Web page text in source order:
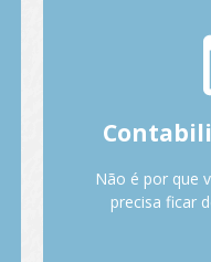
Não é por que
precisa ficar
Verificação
Orientação
Regularização
guias,